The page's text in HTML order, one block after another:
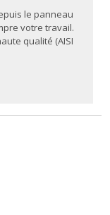
le panneau
votre travail.
qualité (AISI